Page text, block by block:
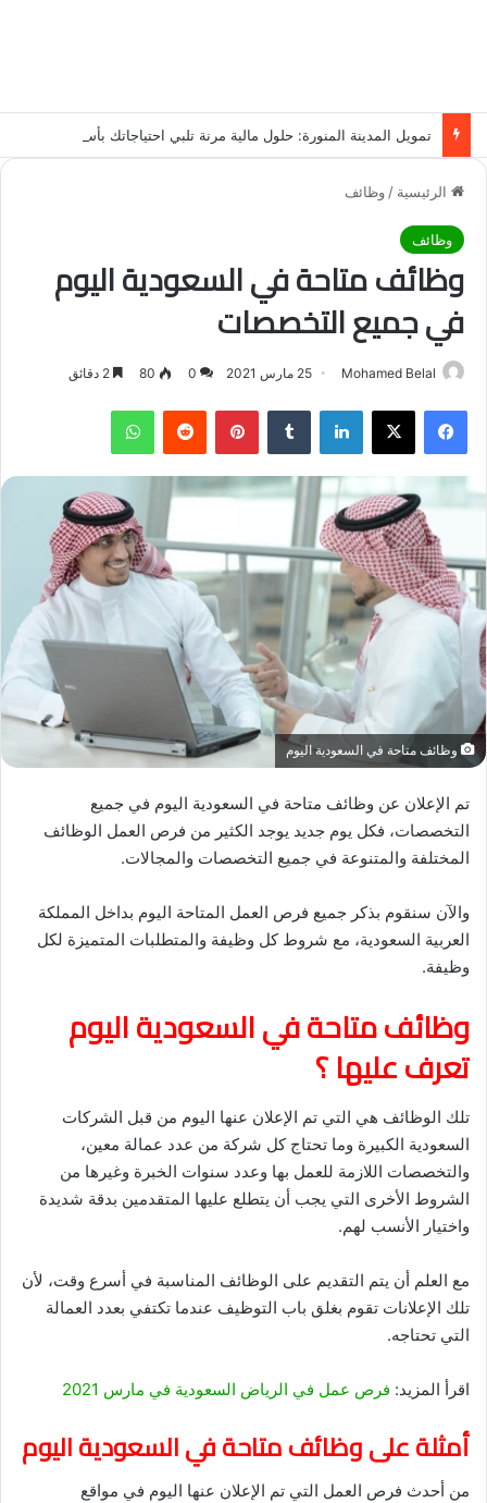
الرئيسية / وظائف
وظائف
وظائف متاحة في السعودية اليوم
في جميع التخصصات
Mohamed Belal 25 مارس 2021 0
80
فيسبوك لينكدإن بينتيريست
وظائف متاحة في السعودية اليوم
تم الإعلان عن وظائف متاحة في السعودية اليوم في جميع
التخصصات، فكل يوم جديد يوجد الكثير من فرص العمل الوظائف
المختلفة والمتنوعة في جميع التخصصات والمجالات.
والآن سنقوم بذكر جميع فرص العمل المتاحة اليوم بداخل المملكة
العربية السعودية، مع شروط كل وظيفة والمتطلبات المتميزة لكل
وظيفة.
وظائف متاحة في السعودية اليوم
تعرف عليها ؟
تلك الوظائف هي التي تم الإعلان عنها اليوم من قبل الشركات
السعودية الكبيرة وما تحتاج كل شركة من عدد عمالة معين،
والتخصصات اللازمة للعمل بها وعدد سنوات الخبرة وغيرها من
الشروط الأخرى التي يجب أن يتطلع عليها المتقدمين بدقة شديدة
واختيار الأنسب لهم.
مع العلم أن يتم التقديم على الوظائف المناسبة في أسرع وقت، لأن
تلك الإعلانات تقوم بغلق باب التوظيف عندما تكتفي بعدد العمالة
التي تحتاجه.
اقرأ المزيد: فرص عمل في الرياض السعودية في مارس 2021
أمثلة على وظائف متاحة في السعودية اليوم
من أحدث فرص العمل التي تم الإعلان عنها اليوم في مواقع